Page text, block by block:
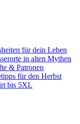
für dein Leben
in alten Mythen
& Patronen
für den Herbst
bis 5XL